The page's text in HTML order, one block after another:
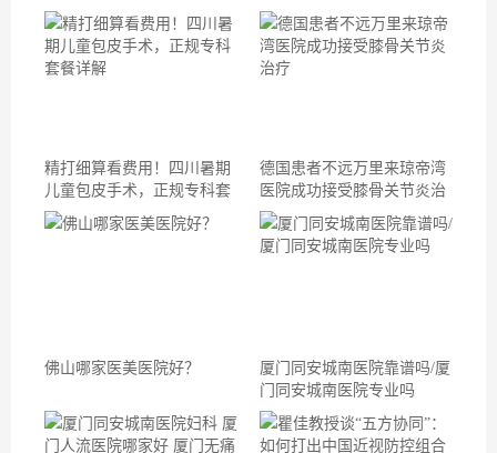
息一览
院
精打细算看费用！四川暑期
儿童包皮手术，正规专科套
餐详解
德国患者不远万里来琼帝湾
医院成功接受膝骨关节炎治
疗
佛山哪家医美医院好？
厦门同安城南医院靠谱吗/厦
门同安城南医院专业吗